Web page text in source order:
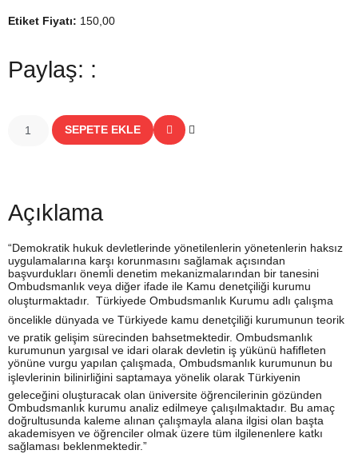
Etiket Fiyatı: 150,00
Paylaş: :
SEPETE EKLE
Açıklama
“Demokratik hukuk devletlerinde yönetilenlerin yönetenlerin haksız
uygulamalarına karşı korunmasını sağlamak açısından
başvurdukları önemli denetim mekanizmalarından bir tanesini
Ombudsmanlık veya diğer ifade ile Kamu denetçiliği kurumu
oluşturmaktadır. Türkiyede Ombudsmanlık Kurumu adlı çalışma
öncelikle dünyada ve Türkiyede kamu denetçiliği kurumunun teorik
ve pratik gelişim sürecinden bahsetmektedir. Ombudsmanlık
kurumunun yargısal ve idari olarak devletin iş yükünü hafifleten
yönüne vurgu yapılan çalışmada, Ombudsmanlık kurumunun bu
işlevlerinin bilinirliğini saptamaya yönelik olarak Türkiyenin
geleceğini oluşturacak olan üniversite öğrencilerinin gözünden
Ombudsmanlık kurumu analiz edilmeye çalışılmaktadır. Bu amaç
doğrultusunda kaleme alınan çalışmayla alana ilgisi olan başta
akademisyen ve öğrenciler olmak üzere tüm ilgilenenlere katkı
sağlaması beklenmektedir.”